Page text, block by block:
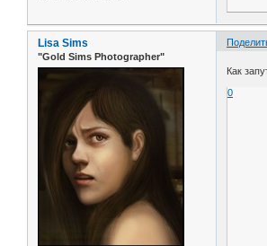
Lisa Sims
"Gold Sims Рhotographer"
Как
0